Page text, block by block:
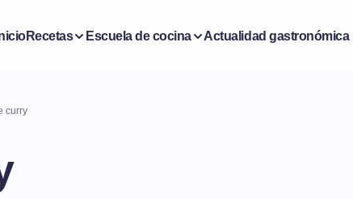
Recetas Escuela de cocina Actualidad gastronómica
curry